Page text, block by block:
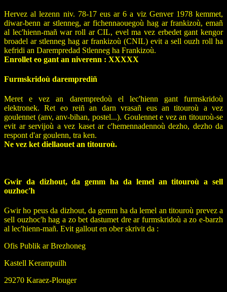
Hervez al lezenn niv. 78-17 eus ar 6 a viz Genver 1978 kemmet,
diwar-benn ar stlenneg, ar fichennaouegoù hag ar frankizoù, emañ
al lec'hienn-mañ war roll ar CIL, evel ma vez erbedet gant kengor
broadel ar stlenneg hag ar frankizoù (CNIL) evit a sell ouzh roll ha
kefridi an Darempredad Stlenneg ha Frankizoù.
Enrollet eo gant an niverenn : XXXXX
Furmskridoù daremprediñ
Meret e vez an darempredoù el lec'hienn gant furmskridoù
elektronek. Ret eo reiñ an darn vrasañ eus an titouroù a vez
goulennet (anv, anv-bihan, postel...). Goulennet e vez an titouroù-se
evit ar servijoù a vez kaset ar c'hemennadennoù dezho, dezho da
respont d'ar goulenn, tra ken.
Ne vez ket diellaouet an titouroù.
Gwir da dizhout, da gemm ha da lemel an titouroù a sell
ouzhoc'h
Gwir ho peus da dizhout, da gemm ha da lemel an titouroù prevez a
sell ouzhoc'h hag a zo bet dastumet dre ar furmskridoù a zo e-barzh
al lec'hienn-mañ. Evit gallout en ober skrivit da :
Ofis Publik ar Brezhoneg
Kastell Kerampuilh
29270 Karaez-Plouger